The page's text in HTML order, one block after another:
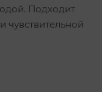
Подходит
чувствительной